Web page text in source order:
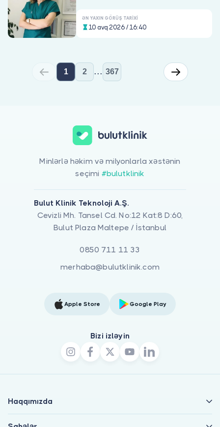
ƏN YAXIN GÖRÜŞ TARIXI
10 avq 2026 / 16:40
1 2 ... 367
Minlərlə həkim və milyonlarla xəstənin
seçimi #bulutklinik
Bulut Klinik Teknoloji A.Ş.
Cevizli Mh. Tansel Cd. No:12 Kat:8 D:60,
Bulut Plaza Maltepe / İstanbul
0850 711 11 33
merhaba@bulutklinik.com
Apple Store Google Play
Bizi izləyin
Haqqımızda